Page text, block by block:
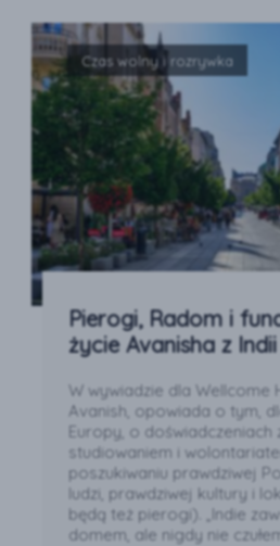
Czas wolny i rozrywka
Pierogi, Radom i
życie Avanisha z Indii
W wywiadzie dla Wellcome
Avanish, opowiada o tym,
Europy, o doświadczeniach
studiowaniem i
poszukiwaniu prawdziwej
ludzi, prawdziwej kultury i
będą też pierogi). „Indie
domem, ale nigdy nie